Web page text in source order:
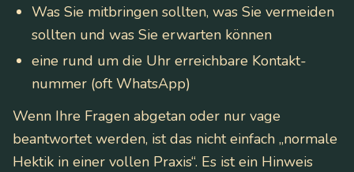
Was Sie mitbringen sollten, was Sie vermeiden
sollten und was Sie erwarten können
eine rund um die Uhr erreichbare Kontakt­
nummer (oft WhatsApp)
Wenn Ihre Fragen abgetan oder nur vage
beantwortet werden, ist das nicht einfach „normale
Hektik in einer vollen Praxis“. Es ist ein Hinweis